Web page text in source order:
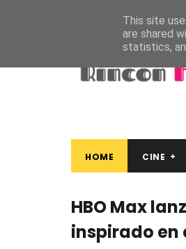
HOME CINE
HBO Max
inspirado en
This site
are shared
statistics,